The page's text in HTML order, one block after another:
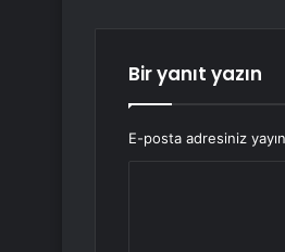
Bir yanıt yazın
E-posta adresiniz